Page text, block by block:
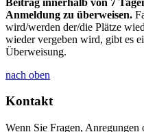
Anmeldung zu überweisen.
wird/werden der/die Plätze
wieder vergeben wird, gibt es
Überweisung.
nach oben
Kontakt
Wenn Sie Fragen, Anregungen